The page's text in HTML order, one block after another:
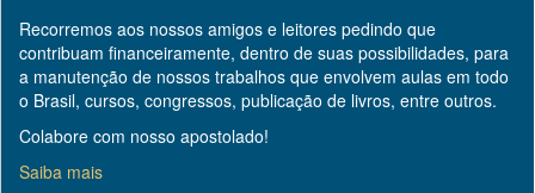
Recorremos aos nossos amigos e leitores pedindo que
contribuam financeiramente, dentro de suas possibilidades, para
a manutenção de nossos trabalhos que envolvem aulas em todo
o Brasil, cursos, congressos, publicação de livros, entre outros.
Colabore com nosso apostolado!
Saiba mais